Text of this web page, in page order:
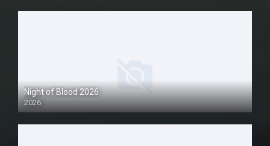
Night of Blood 2026
2026
1080P